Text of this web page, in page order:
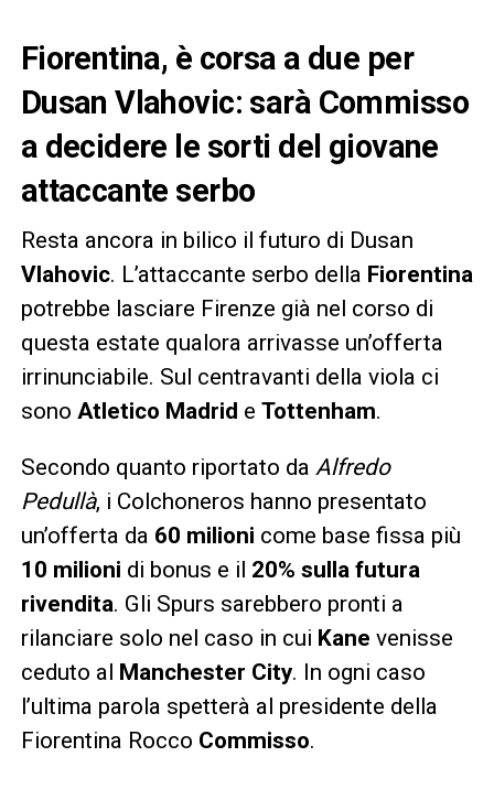
Fiorentina, è corsa a due per
Dusan Vlahovic: sarà Commisso
a decidere le sorti del giovane
attaccante serbo
Resta ancora in bilico il futuro di Dusan
Vlahovic. L’attaccante serbo della Fiorentina
potrebbe lasciare Firenze già nel corso di
questa estate qualora arrivasse un’offerta
irrinunciabile. Sul centravanti della viola ci
sono Atletico Madrid e Tottenham.
Secondo quanto riportato da Alfredo
Pedullà, i Colchoneros hanno presentato
un’offerta da 60 milioni come base fissa più
10 milioni di bonus e il 20% sulla futura
rivendita. Gli Spurs sarebbero pronti a
rilanciare solo nel caso in cui Kane venisse
ceduto al Manchester City. In ogni caso
l’ultima parola spetterà al presidente della
Fiorentina Rocco Commisso.